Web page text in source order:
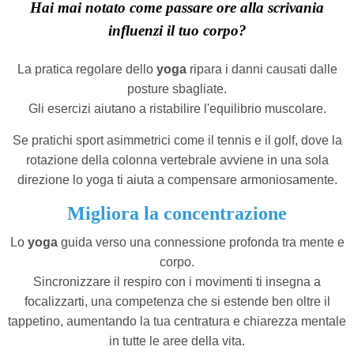
Hai mai notato come passare ore alla scrivania
influenzi il tuo corpo?
La pratica regolare dello yogaripara i danni causati dalle
posture sbagliate.
Gli esercizi aiutano a ristabilire l'equilibrio muscolare.
Se pratichi sport asimmetrici come il tennis e il golf, dove la
rotazione della colonna vertebrale avviene in una sola
direzione lo yoga ti aiuta a compensare armoniosamente.
Migliora la concentrazione
Lo yogaguida verso una connessione profonda tra mente e
corpo.
Sincronizzare il respiro con i movimenti ti insegna a
focalizzarti, una competenza che si estende ben oltre il
tappetino, aumentando la tua centratura e chiarezza mentale
in tutte le aree della vita.